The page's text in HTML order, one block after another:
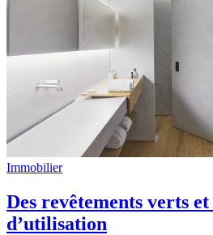
Immobilier
Des revêtements verts
d’utilisation